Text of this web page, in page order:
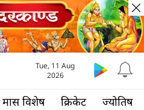
मास विशेष क्रिकेट ज्योतिष
Tue, 11 Aug
2026